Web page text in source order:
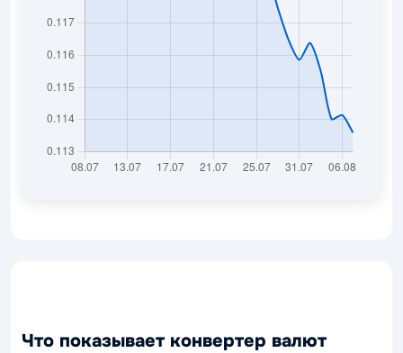
Что показывает конвертер валют